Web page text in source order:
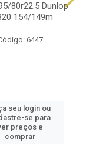
80r22.5 Dunlop
154/149m
6447
seu login ou
se para
preços e
comprar